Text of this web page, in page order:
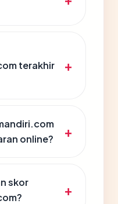
terakhir
online?
skor